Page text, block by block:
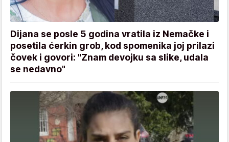
Dijana se posle 5 godina vratila iz Nemačke i
posetila ćerkin grob, kod spomenika joj prilazi
čovek i govori: "Znam devojku sa slike, udala
se nedavno"